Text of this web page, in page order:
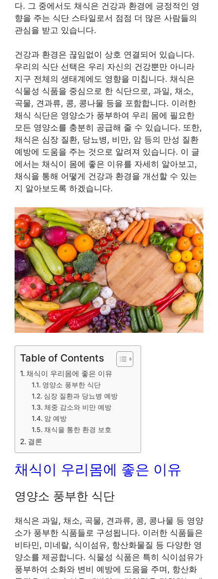
다. 그 중에서도 채식은 건강과 환경에 긍정적인 영
향을 주는 식단 스타일로서 점점 더 많은 사람들의
관심을 받고 있습니다.
건강과 환경은 끊임없이 상호 연결되어 있습니다.
우리의 식단 선택은 우리 자신의 건강뿐만 아니라
지구 전체의 생태계에도 영향을 미칩니다. 채식은
식물성 식품을 중심으로 한 식단으로, 과일, 채소,
곡물, 견과류, 콩, 콩나물 등을 포함합니다. 이러한
채식 식단은 영양소가 풍부하여 우리 몸에 필요한
모든 영양소를 충분히 공급해 줄 수 있습니다. 또한,
채식은 심장 질환, 당뇨병, 비만, 암 등의 만성 질환
예방에 도움을 주는 것으로 알려져 있습니다. 이 글
에서는 채식이 몸에 좋은 이유를 자세히 알아보고,
채식을 통해 어떻게 건강과 환경을 개선할 수 있는
지 알아보도록 하겠습니다.
Table of Contents
채식이 우리몸에 좋은 이유
영양소 풍부한 식단
심장 질환과 당뇨병 예방
체중 감소와 비만 예방
암 예방
채식을 통한 환경 보호
결론
채식이 우리몸에 좋은 이유
영양소 풍부한 식단
채식은 과일, 채소, 곡물, 견과류, 콩, 콩나물 등 영양
소가 풍부한 식품들로 구성됩니다. 이러한 식품들은
비타민, 미네랄, 식이섬유, 항산화물질 등 다양한 영
양소를 제공합니다. 식물성 식품은 특히 식이섬유가
풍부하여 소화와 변비 예방에 도움을 주며, 항산화